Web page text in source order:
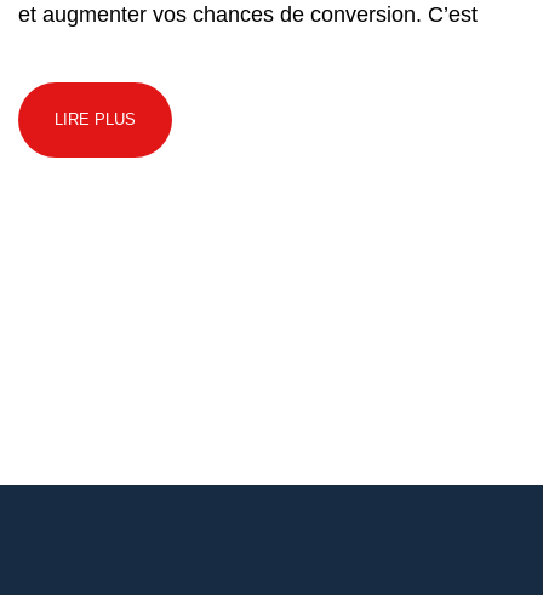
et augmenter vos chances de conversion. C’est
LIRE PLUS